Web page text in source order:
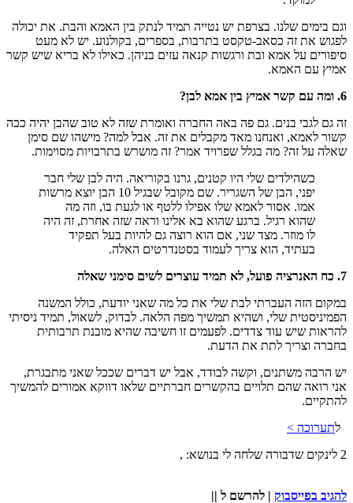
וגם בימים שלנו. בצרפת יש נטייה תמיד לנתק בין האמא והבת. את יכולה
לפגוש את זה כסאב-טקסט בתרבות, בספרים, בקולנוע. יש לא מעט
סיפורים על אמא ובת ורגשות קנאה עזים בניהן. כאילו לא בריא שיש קשר
אמיץ עם האמא.
6. ומה עם קשר אמיץ בין אמא לבן?
זה גם לגבי בנים. גם פה באה החברה ואומרת שזה לא טוב שהבן יהיה ככה
קשור לאמא, ואנחנו מאד מקבלים את זה. אבל למה? מישהו שם סימן
שאלה על זה? מה בגלל שפרויד אמר? זה מושרש בתרבויות מסוימות.
כשהילדים שלי היו קטנים, גרנו בקוריאה. היה לבן שלי חבר
יפני, הבן של השגריר. שם מקובל שבגיל 10 הבן יוצא מרשות
אמו. אסור לאמא שלו אפילו ללטף או לגעת בו, וזה מה
שהוא רגיל. ברגע שהוא בא אלינו וראה שזה אחרת, זה היה
לו מוזר. מצד שני, אם הוא רוצה גם להיות בעל תפקיד
בעתיד, הוא צריך לעמוד בסטנדרטים האלה.
7. כח האנרציה פועל, לא תמיד עוצרים לשים סימני שאלה
במקום הזה העברתי לבת שלי את כל מה שאני יודעת, כולל המשנה
הפמיניסטית שלי, ושהיא תמשיך מפה הלאה. לבדוק, לשאול, תמיד ניסיתי
להראות שיש עוד צדדים. לפעמים זו חשיבה שהיא מובנת תרבותית
בחברה וצריך לתת את הדעת.
יש הרבה משתנים, וקשה לבודד, אבל יש דברים שככל שאני מתבגרת,
אני רואה שהם תלויים בהקשרים חברתיים שלאו דווקא אמורים להמשיך
להתקיים.
לתערוכה >
2 לינקים שדבורה שלחה לי בנושא: ,
להגיב בפייסבוק | להרשם ל ||